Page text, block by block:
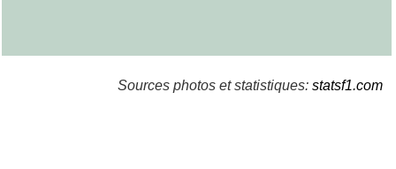
Sources photos et statistiques: statsf1.com